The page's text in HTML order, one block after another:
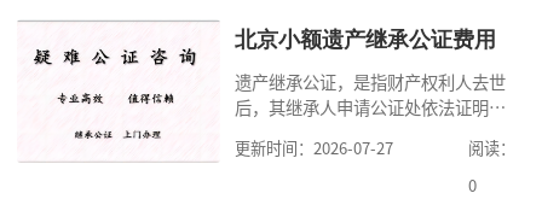
料外，公证咨询告诉大家，我们有必
京婚前财产公证机构？了解这些不仅
有利于我们根
北京小额遗产继承公证费用
遗产继承公证，是指财产权利人去世
后，其继承人申请公证处依法证明继
的证明活动。通过公证，继承人可以
拿着享有继承权的公证书办理遗产过
更新时间：2026-07-27
阅读：
0